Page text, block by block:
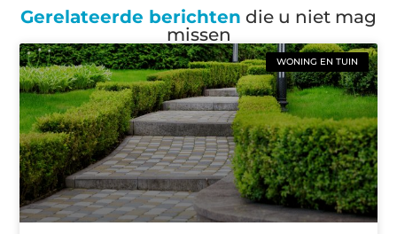
Gerelateerde berichten die u niet mag
missen
WONING EN TUIN